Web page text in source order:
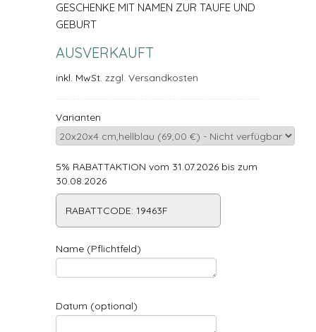
GESCHENKE MIT NAMEN ZUR TAUFE UND
GEBURT
AUSVERKAUFT
inkl. MwSt. zzgl. Versandkosten
Varianten
5% RABATTAKTION vom 31.07.2026 bis zum
30.08.2026
RABATTCODE: 19463F
Name (Pflichtfeld)
Datum (optional)